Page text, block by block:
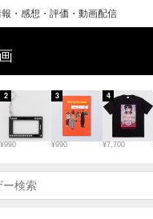
・感想・評価・動画配信
¥990
2
¥990
3
¥7,700
4